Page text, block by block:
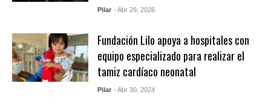
Pilar - Abr 29, 2026
Fundación Lilo apoya a hospitales con
equipo especializado para realizar el
tamiz cardíaco neonatal
Pilar - Abr 30, 2024